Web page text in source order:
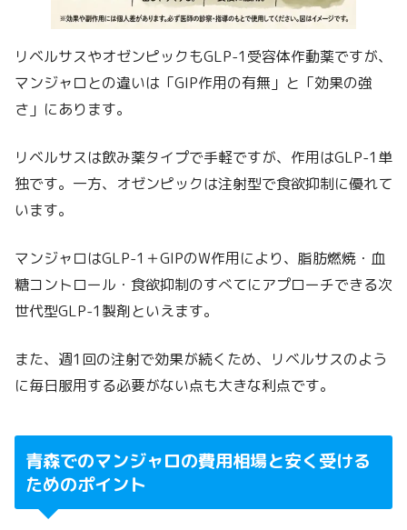
リベルサスやオゼンピックもGLP-1受容体作動薬ですが、
マンジャロとの違いは「GIP作用の有無」と「効果の強
さ」にあります。
リベルサスは飲み薬タイプで手軽ですが、作用はGLP-1単
独です。一方、オゼンピックは注射型で食欲抑制に優れて
います。
マンジャロはGLP-1＋GIPのW作用により、脂肪燃焼・血
糖コントロール・食欲抑制のすべてにアプローチできる次
世代型GLP-1製剤といえます。
また、週1回の注射で効果が続くため、リベルサスのよう
に毎日服用する必要がない点も大きな利点です。
青森でのマンジャロの費用相場と安く受ける
ためのポイント